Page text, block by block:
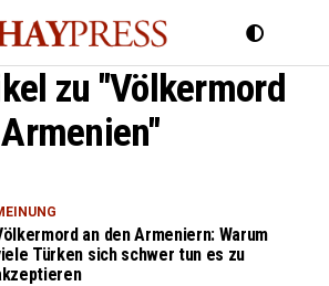
zu "Völkermord
Armenien"
an den Armeniern: Warum
Türken sich schwer tun es zu